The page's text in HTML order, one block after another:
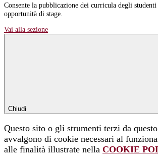
Consente la pubblicazione dei curricula degli
opportunità di stage.
Vai alla sezione
Chiudi
Questo sito o gli strumenti terzi da
avvalgono di cookie necessari al
alle finalità illustrate nella COOKIE